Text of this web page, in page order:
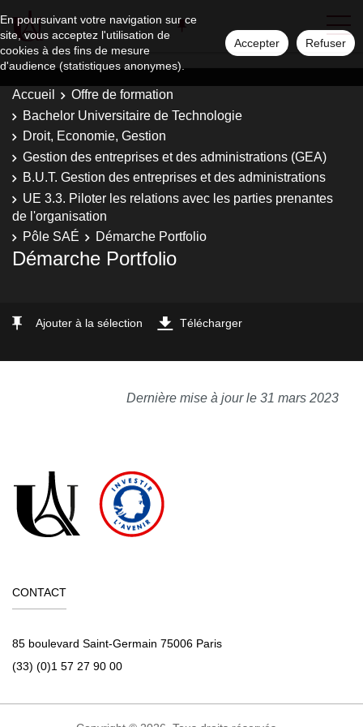
En poursuivant votre navigation sur ce
site, vous acceptez l'utilisation de
cookies à des fins de mesure
d'audience (statistiques anonymes).
Accepter Refuser
Accueil
Offre de formation
Bachelor Universitaire de Technologie
Droit, Economie, Gestion
Gestion des entreprises et des administrations (GEA)
B.U.T. Gestion des entreprises et des administrations
UE 3.3. Piloter les relations avec les parties prenantes
de l'organisation
Pôle SAÉ
Démarche Portfolio
Démarche Portfolio
Ajouter à la sélection Télécharger
Dernière mise à jour le 31 mars 2023
CONTACT
85 boulevard Saint-Germain 75006 Paris
(33) (0)1 57 27 90 00